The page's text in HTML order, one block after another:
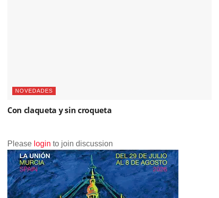
NOVEDADES
Con claqueta y sin croqueta
Please login to join discussion